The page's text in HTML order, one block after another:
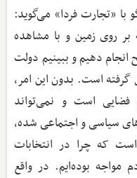
با «تجارت فردا»‌ می‌گوید:
روی زمین و با مشاهده
دهیم و ببینیم دولت
است. بدون این امر،
فضایی است و نمی‌تواند
سیاسی و اجتماعی شده،
که چرا در انتخابات
بوده‌ایم. در واقع